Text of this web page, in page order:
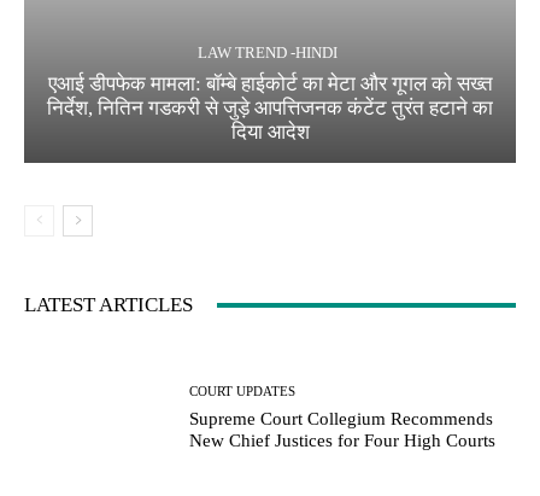
LAW TREND -HINDI
एआई डीपफेक मामला: बॉम्बे हाईकोर्ट का मेटा और गूगल को सख्त
निर्देश, नितिन गडकरी से जुड़े आपत्तिजनक कंटेंट तुरंत हटाने का
दिया आदेश
LATEST ARTICLES
COURT UPDATES
Supreme Court Collegium Recommends
New Chief Justices for Four High Courts